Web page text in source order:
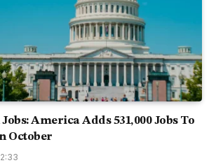
America Adds 531,000 Jobs To
October